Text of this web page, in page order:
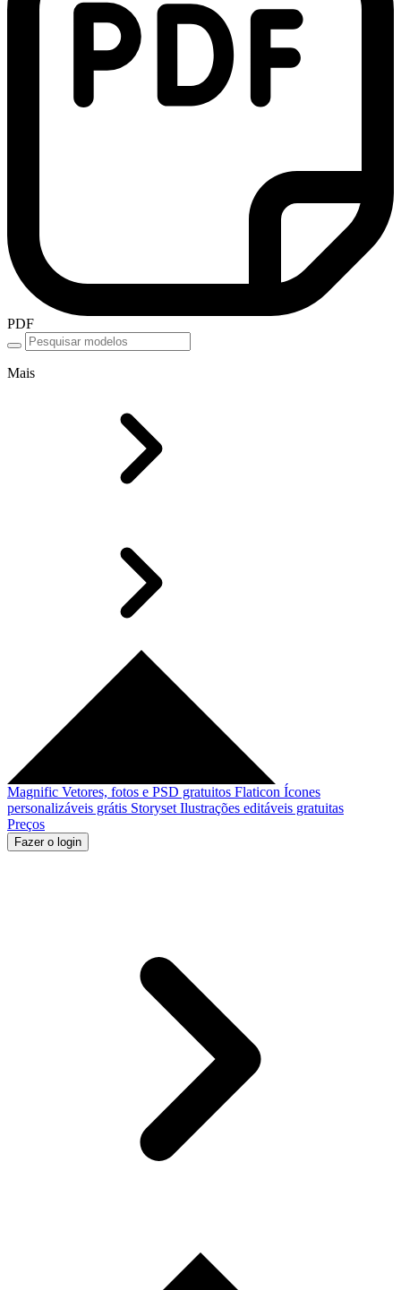
PDF
Mais
Magnific Vetores, fotos e PSD gratuitos Flaticon Ícones
personalizáveis grátis Storyset Ilustrações editáveis gratuitas
Preços
Fazer o login